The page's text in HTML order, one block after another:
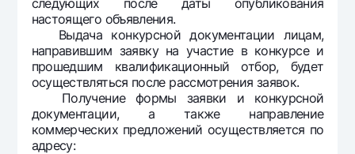
Следите за нами в соцсетях
Контакт-центр
+998 78 148-00-101344
настоящего объявления.
Выдача конкурсной документации лицам,
направившим заявку на участие в конкурсе и
прошедшим квалификационный отбор, будет
осуществляться после рассмотрения заявок.
Получение формы заявки и конкурсной
документации, а также направление
коммерческих предложений осуществляется по
адресу: